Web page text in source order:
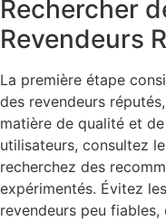
Rechercher
Revendeurs
La première étape
des revendeurs
matière de qualité et
utilisateurs, consultez
recherchez des
expérimentés. Évitez
revendeurs peu